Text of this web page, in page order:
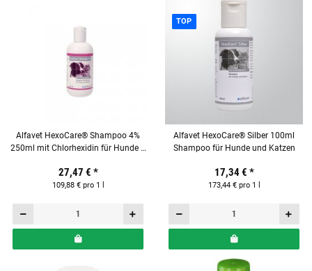
Alfavet HexoCare® Shampoo 4%
250ml mit Chlorhexidin für Hunde &
27,47 € *
109,88 € pro 1 l
TOP
Alfavet HexoCare® Silber 100ml
Shampoo für Hunde und Katzen
17,34 € *
173,44 € pro 1 l